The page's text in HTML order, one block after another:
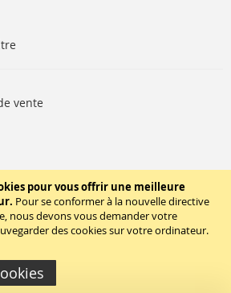
pour vous offrir une meilleure
Pour se conformer à la nouvelle directive
nous devons vous demander votre
des cookies sur votre ordinateur.
vente
SUIVEZ-NOUS
- TBD Paris. Tout droit réservés.